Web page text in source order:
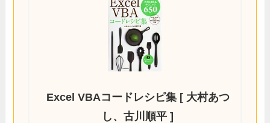
Excel VBAコードレシピ集 [ 大村あつ
し、古川順平 ]